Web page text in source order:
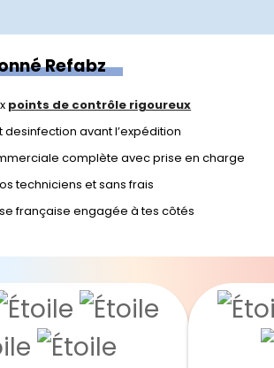
Refabz
points de contrôle rigoureux
avant l’expédition
complète avec prise en charge
techniciens et sans frais
française engagée à tes côtés